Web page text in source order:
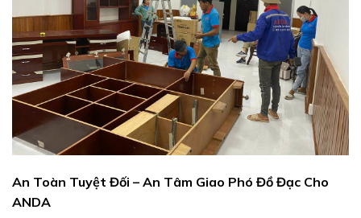
An Toàn Tuyệt Đối – An Tâm Giao Phó Đồ Đạc Cho
ANDA